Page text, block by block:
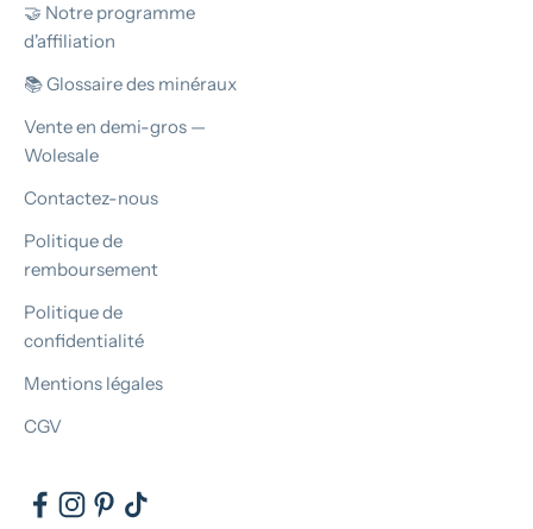
🤝 Notre programme
d'affiliation
📚 Glossaire des minéraux
Vente en demi-gros —
Wolesale
Contactez-nous
Politique de
remboursement
Politique de
confidentialité
Mentions légales
CGV